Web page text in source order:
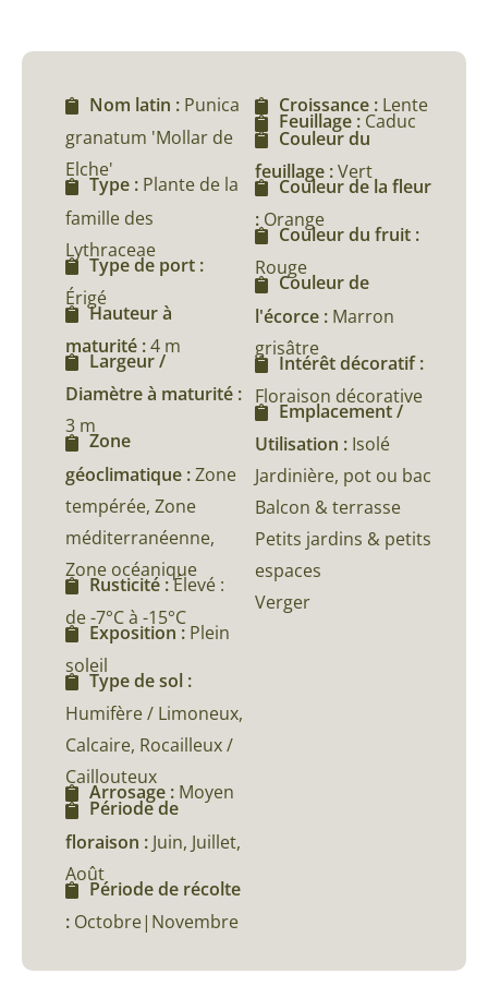
Nom latin : Punica
granatum 'Mollar de
Elche'
Type : Plante de la
famille des
Lythraceae
Type de port :
Érigé
Hauteur à
maturité :4 m
Largeur /
Diamètre à maturité :
3 m
Zone
géoclimatique :Zone
tempérée, Zone
méditerranéenne,
Zone océanique
Rusticité :Élevé :
de -7°C à -15°C
Exposition : Plein
soleil
Type de sol :
Humifère / Limoneux,
Calcaire, Rocailleux /
Caillouteux
Arrosage : Moyen
Période de
floraison : Juin, Juillet,
Août
Période de récolte
: Octobre|Novembre
Croissance : Lente
Feuillage : Caduc
Couleur du
feuillage :Vert
Couleur de la fleur
: Orange
Couleur du fruit :
Rouge
Couleur de
l'écorce : Marron
grisâtre
Intérêt décoratif :
Floraison décorative
Emplacement /
Utilisation : Isolé
Jardinière, pot ou bac
Balcon & terrasse
Petits jardins & petits
espaces
Verger